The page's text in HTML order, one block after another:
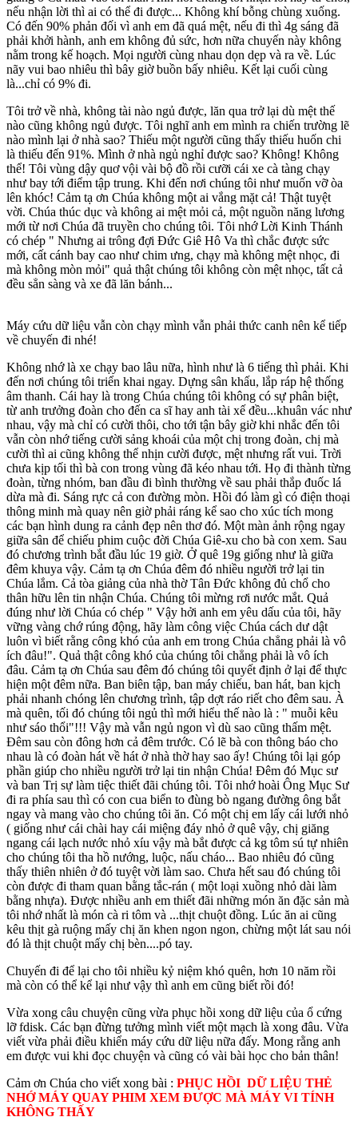
nếu nhận lời thì ai có thể đi được... Không khí bỗng chùng xuống.
Có đến 90% phản đối vì anh em đã quá mệt, nếu đi thì 4g sáng đã
phải khởi hành, anh em không đủ sức, hơn nữa chuyến này không
nằm trong kế hoạch. Mọi người cùng nhau dọn dẹp và ra về. Lúc
nãy vui bao nhiêu thì bây giờ buồn bấy nhiêu. Kết lại cuối cùng
là...chỉ có 9% đi.
Tôi trở về nhà, không tài nào ngủ được, lăn qua trở lại dù mệt thế
nào cũng không ngủ được. Tôi nghĩ anh em mình ra chiến trường lẽ
nào mình lại ở nhà sao? Thiếu một người cũng thấy thiếu huốn chi
là thiếu đến 91%. Mình ở nhà ngủ nghỉ được sao? Không! Không
thể! Tôi vùng dậy quơ vội vài bộ đồ rồi cưỡi cái xe cà tàng chạy
như bay tới điểm tập trung. Khi đến nơi chúng tôi như muốn vỡ òa
lên khóc! Cảm tạ ơn Chúa không một ai vắng mặt cả! Thật tuyệt
vời. Chúa thúc dục và không ai mệt mỏi cả, một nguồn năng lương
mới từ nơi Chúa đã truyền cho chúng tôi. Tôi nhớ Lời Kinh Thánh
có chép " Nhưng ai trông đợi Đức Giê Hô Va thì chắc được sức
mới, cất cánh bay cao như chim ưng, chạy mà không mệt nhọc, đi
mà không mòn mỏi" quả thật chúng tôi không còn mệt nhọc, tất cả
đều sẳn sàng và xe đã lăn bánh...
Máy cứu dữ liệu vẫn còn chạy mình vẫn phải thức canh nên kể tiếp
về chuyến đi nhé!
Không nhớ là xe chạy bao lâu nữa, hình như là 6 tiếng thì phải. Khi
đến nơi chúng tôi triển khai ngay. Dựng sân khấu, lắp ráp hệ thống
âm thanh. Cái hay là trong Chúa chúng tôi không có sự phân biệt,
từ anh trưởng đoàn cho đến ca sĩ hay anh tài xế đều...khuân vác như
nhau, vậy mà chỉ có cười thôi, cho tới tận bây giờ khi nhắc đến tôi
vẫn còn nhớ tiếng cười sảng khoái của một chị trong đoàn, chị mà
cười thì ai cũng không thể nhịn cười được, mệt nhưng rất vui. Trời
chưa kịp tối thì bà con trong vùng đã kéo nhau tới. Họ đi thành từng
đoàn, từng nhóm, ban đầu đi bình thường về sau phải thắp đuốc lá
dừa mà đi. Sáng rực cả con đường mòn. Hồi đó làm gì có điện thoại
thông minh mà quay nên giờ phải ráng kể sao cho xúc tích mong
các bạn hình dung ra cảnh đẹp nên thơ đó. Một màn ảnh rộng ngay
giữa sân để chiếu phim cuộc đời Chúa Giê-xu cho bà con xem. Sau
đó chương trình bắt đầu lúc 19 giờ. Ở quê 19g giống như là giữa
đêm khuya vậy. Cảm tạ ơn Chúa đêm đó nhiều người trở lại tin
Chúa lắm. Cả tòa giảng của nhà thờ Tân Đức không đủ chổ cho
thân hữu lên tin nhận Chúa. Chúng tôi mừng rơi nước mắt. Quả
đúng như lời Chúa có chép " Vậy hởi anh em yêu dấu của tôi, hãy
vững vàng chớ rúng động, hãy làm công việc Chúa cách dư dật
luôn vì biết rằng công khó của anh em trong Chúa chẳng phải là vô
ích đâu!". Quả thật công khó của chúng tôi chẳng phải là vô ích
đâu. Cảm tạ ơn Chúa sau đêm đó chúng tôi quyết định ở lại để thực
hiện một đêm nữa. Ban biên tập, ban máy chiếu, ban hát, ban kịch
phải nhanh chóng lên chương trình, tập dợt ráo riết cho đêm sau. À
mà quên, tối đó chúng tôi ngủ thì mới hiểu thế nào là : " muỗi kêu
như sáo thổi"!!! Vậy mà vẫn ngủ ngon vì dù sao cũng thấm mệt.
Đêm sau còn đông hơn cả đêm trước. Có lẽ bà con thông báo cho
nhau là có đoàn hát về hát ở nhà thờ hay sao ấy! Chúng tôi lại góp
phần giúp cho nhiều người trở lại tin nhận Chúa! Đêm đó Mục sư
và ban Trị sự làm tiệc thiết đãi chúng tôi. Tôi nhớ hoài Ông Mục Sư
đi ra phía sau thì có con cua biển to đùng bò ngang đường ông bắt
ngay và mang vào cho chúng tôi ăn. Có một chị em lấy cái lưới nhỏ
( giống như cái chài hay cái miệng đáy nhỏ ở quê vậy, chị giăng
ngang cái lạch nước nhỏ xíu vậy mà bắt được cả kg tôm sú tự nhiên
cho chúng tôi tha hồ nướng, luộc, nấu cháo... Bao nhiêu đó cũng
thấy thiên nhiên ở đó tuyệt vời làm sao. Chưa hết sau đó chúng tôi
còn được đi tham quan bằng tắc-rán ( một loại xuồng nhỏ dài làm
bằng nhựa). Được nhiều anh em thiết đãi những món ăn đặc sản mà
tôi nhớ nhất là món cà ri tôm và ...thịt chuột đồng. Lúc ăn ai cũng
kêu thịt gà ruộng mấy chị ăn khen ngon ngon, chừng một lát sau nói
đó là thịt chuột mấy chị bèn....pó tay.
Chuyến đi để lại cho tôi nhiều kỷ niệm khó quên, hơn 10 năm rồi
mà còn có thể kể lại như vậy thì anh em cũng biết rồi đó!
Vừa xong câu chuyện cũng vừa phục hồi xong dữ liệu của ổ cứng
lỡ fdisk. Các bạn đừng tưởng mình viết một mạch là xong đâu. Vừa
viết vừa phải điều khiển máy cứu dữ liệu nữa đấy. Mong rằng anh
em được vui khi đọc chuyện và cũng có vài bài học cho bản thân!
Cảm ơn Chúa cho viết xong bài : PHỤC HỒI DỮ LIỆU THẺ
NHỚ MÁY QUAY PHIM XEM ĐƯỢC MÀ MÁY VI TÍNH
KHÔNG THẤY